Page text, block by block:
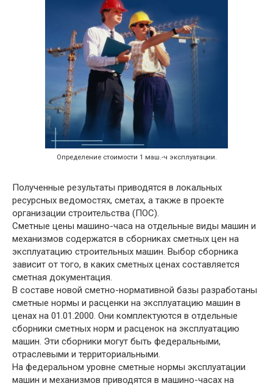
Определение стоимости 1 маш.-ч эксплуатации.
Полученные результаты приводятся в локальных
ресурсных ведомостях, сметах, а также в проекте
организации строительства (ПОС).
Сметные цены машино-часа на отдельные виды машин и
механизмов содержатся в сборниках сметных цен на
эксплуатацию строительных машин. Выбор сборника
зависит от того, в каких сметных ценах составляется
сметная документация.
В составе новой сметно-нормативной базы разработаны
сметные нормы и расценки на эксплуатацию машин в
ценах на 01.01.2000. Они комплектуются в отдельные
сборники сметных норм и расценок на эксплуатацию
машин. Эти сборники могут быть федеральными,
отраслевыми и территориальными.
На федеральном уровне сметные нормы эксплуатации
машин и механизмов приводятся в машино-часах на